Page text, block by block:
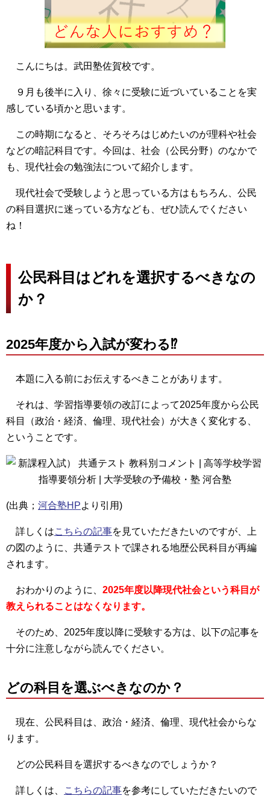
こんにちは。武田塾佐賀校です。
９月も後半に入り、徐々に受験に近づいていることを実
感している頃かと思います。
この時期になると、そろそろはじめたいのが理科や社会
などの暗記科目です。今回は、社会（公民分野）のなかで
も、現代社会の勉強法について紹介します。
現代社会で受験しようと思っている方はもちろん、公民
の科目選択に迷っている方なども、ぜひ読んでください
ね！
公民科目はどれを選択するべきなの
か？
2025年度から入試が変わる⁉
本題に入る前にお伝えするべきことがあります。
それは、学習指導要領の改訂によって2025年度から公民
科目（政治・経済、倫理、現代社会）が大きく変化する、
ということです。
(出典； 河合塾HPより引用)
詳しくはこちらの記事を見ていただきたいのですが、上
の図のように、共通テストで課される地歴公民科目が再編
されます。
おわかりのように、 2025年度以降現代社会という科目が
教えられることはなくなります。
そのため、2025年度以降に受験する方は、以下の記事を
十分に注意しながら読んでください。
どの科目を選ぶべきなのか？
現在、公民科目は、政治・経済、倫理、現代社会からな
ります。
どの公民科目を選択するべきなのでしょうか？
詳しくは、 こちらの記事を参考にしていただきたいので